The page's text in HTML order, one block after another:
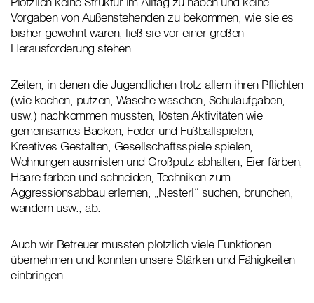
Vorgaben von Außenstehenden zu bekommen, wie sie es
bisher gewohnt waren, ließ sie vor einer großen
Herausforderung stehen.
Zeiten, in denen die Jugendlichen trotz allem ihren Pflichten
(wie kochen, putzen, Wäsche waschen, Schulaufgaben,
usw.) nachkommen mussten, lösten Aktivitäten wie
gemeinsames Backen, Feder-und Fußballspielen,
Kreatives Gestalten, Gesellschaftsspiele spielen,
Wohnungen ausmisten und Großputz abhalten, Eier färben,
Haare färben und schneiden, Techniken zum
Aggressionsabbau erlernen, „Nesterl“ suchen, brunchen,
wandern usw., ab.
Auch wir Betreuer mussten plötzlich viele Funktionen
übernehmen und konnten unsere Stärken und Fähigkeiten
einbringen.